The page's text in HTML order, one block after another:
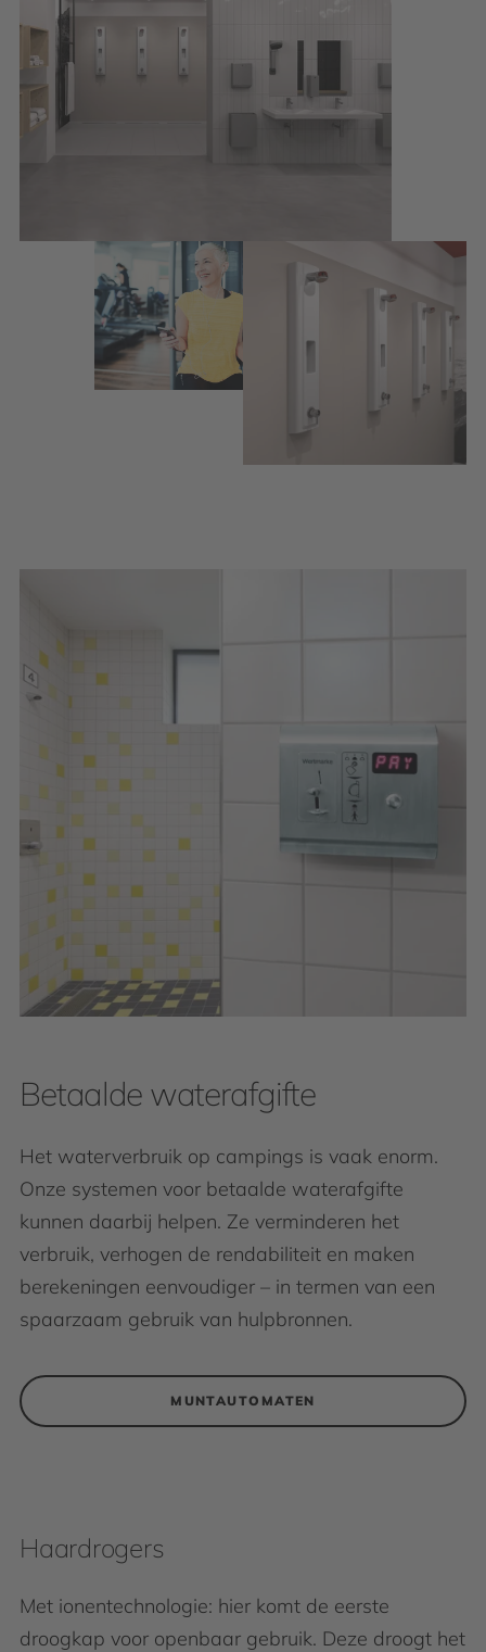
Betaalde waterafgifte
Het waterverbruik op campings is vaak enorm.
Onze systemen voor betaalde waterafgifte
kunnen daarbij helpen. Ze verminderen het
verbruik, verhogen de rendabiliteit en maken
berekeningen eenvoudiger – in termen van een
spaarzaam gebruik van hulpbronnen.
MUNTAUTOMATEN
Haardrogers
Met ionentechnologie: hier komt de eerste
droogkap voor openbaar gebruik. Deze droogt het